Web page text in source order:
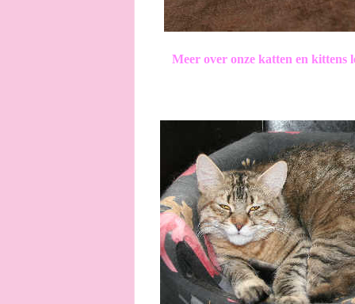
Meer over onze katten en kittens